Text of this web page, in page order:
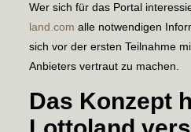
Wer sich für das Portal
land.com alle notwendigen
sich vor der ersten Teilnahme
Anbieters vertraut zu machen.
Das Konzept